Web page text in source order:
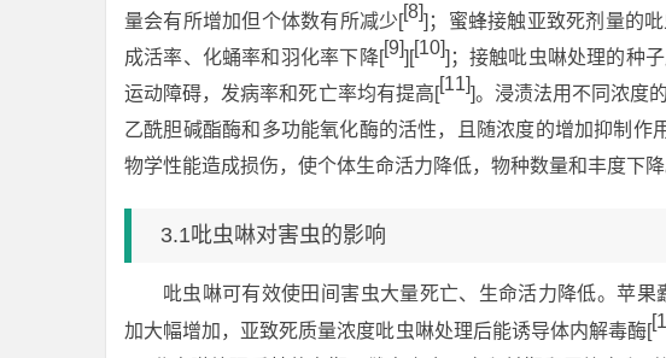
量会有所增加但个体数有所减少[[8]]；蜜蜂接触亚致死剂量的
成活率、化蛹率和羽化率下降[[9]][[10]]；接触吡虫啉处理的种
运动障碍，发病率和死亡率均有提高[[11]]。浸渍法用不同浓度
乙酰胆碱酯酶和多功能氧化酶的活性，且随浓度的增加抑制作
物学性能造成损伤，使个体生命活力降低，物种数量和丰度下降
3.1吡虫啉对害虫的影响
吡虫啉可有效使田间害虫大量死亡、生命活力降低。苹果
加大幅增加，亚致死质量浓度吡虫啉处理后能诱导体内解毒酶[